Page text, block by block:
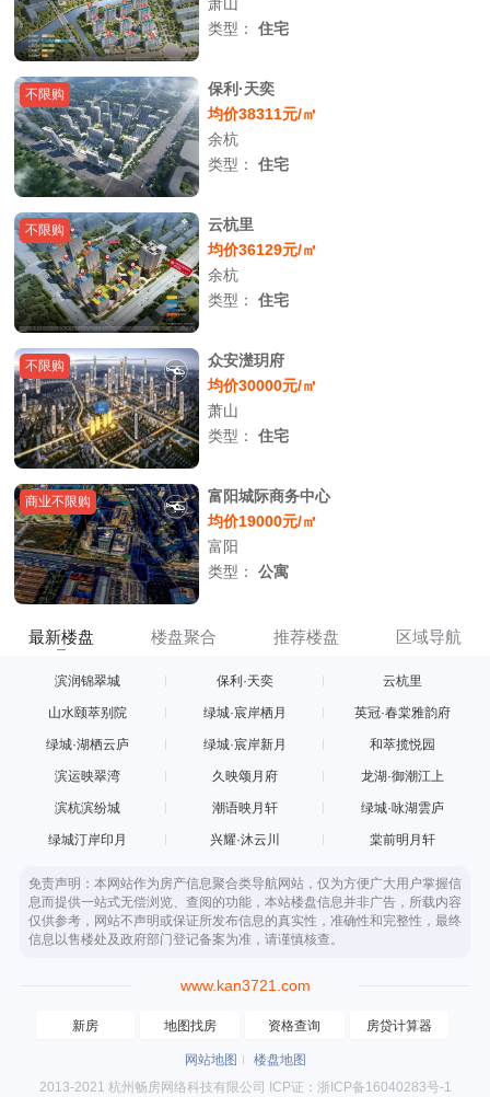
类型：住宅
不限购
保利·天奕
均价38311元/㎡
余杭
类型：住宅
不限购
云杭里
均价36129元/㎡
余杭
类型：住宅
不限购
众安濋玥府
均价30000元/㎡
萧山
类型：住宅
商业不限购
富阳城际商务中心
均价19000元/㎡
富阳
类型：公寓
最新楼盘 楼盘聚合 推荐楼盘 区域导航
滨润锦翠城 保利·天奕 云杭里
山水颐萃别院 绿城·宸岸栖月 英冠·春棠雅韵府
绿城·湖栖云庐 绿城·宸岸新月 和萃揽悦园
滨运映翠湾 久映颂月府 龙湖·御潮江上
滨杭滨纷城 潮语映月轩 绿城·咏湖雲庐
绿城汀岸印月 兴耀·沐云川 棠前明月轩
免责声明：本网站作为房产信息聚合类导航网站，仅为方便广大用户掌握信
息而提供一站式无偿浏览、查阅的功能，本站楼盘信息并非广告，所载内容
仅供参考，网站不声明或保证所发布信息的真实性，准确性和完整性，最终
信息以售楼处及政府部门登记备案为准，请谨慎核查。
www.kan3721.com
新房 地图找房 资格查询 房贷计算器
网站地图
楼盘地图
2013-2021 杭州畅房网络科技有限公司 ICP证：浙ICP备16040283号-1